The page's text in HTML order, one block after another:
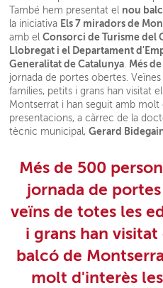
També hem presentat el nou
la iniciativa Els 7 miradors de
amb elConsorci de Turisme del
Llobregat i el Departament
Generalitat de Catalunya. Més
jornada de portes obertes.
famílies, petits i grans han visitat
Montserrat i han seguit amb molt
presentacions, a càrrec de la
tècnic municipal,Gerard
Més de 500
jornada de
veïns de totes les
i grans han
balcó de
molt d'interès